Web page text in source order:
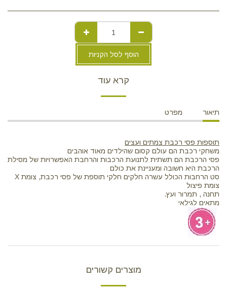
הוסף לסל הקניות
קרא עוד
תיאור מפרט
תוספות פסי רכבת צמתים ועצים
משחקי רכבת הם עולם קסום שהילדים מאוד אוהבים
פסי הרכבת הם תשתית לתנועת הרכבות והרחבת האפשרויות של מסילת
הרכבת היא חשובה ומעניינת את כולם
סט הרחבות הכולל עשרה חלקים חלקי תוספת של פסי רכבת, צומת X
צומת פיצול
תחנה , תמרור ועץ.
מתאים לגילאי
מוצרים קשורים